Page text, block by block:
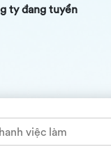
ty đang tuyển